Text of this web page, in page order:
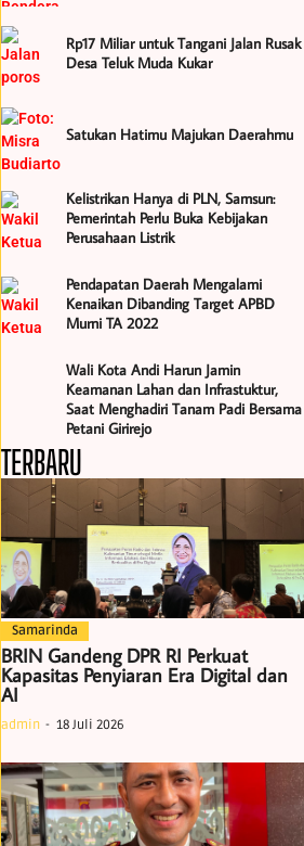
Rp17 Miliar untuk Tangani Jalan Rusak
Desa Teluk Muda Kukar
Satukan Hatimu Majukan Daerahmu
Kelistrikan Hanya di PLN, Samsun:
Pemerintah Perlu Buka Kebijakan
Perusahaan Listrik
Pendapatan Daerah Mengalami
Kenaikan Dibanding Target APBD
Murni TA 2022
Wali Kota Andi Harun Jamin
Keamanan Lahan dan Infrastuktur,
Saat Menghadiri Tanam Padi Bersama
Petani Girirejo
TERBARU
Samarinda
BRIN Gandeng DPR RI Perkuat
Kapasitas Penyiaran Era Digital dan
AI
admin 18 Juli 2026